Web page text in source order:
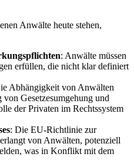
Anwälte heute stehen,
: Anwälte müssen
erfüllen, die nicht klar definiert
Abhängigkeit von Anwälten
Gesetzesumgehung und
der Privaten im Rechtssystem
: Die EU-Richtlinie zur
von Anwälten, potenziell
was in Konflikt mit dem